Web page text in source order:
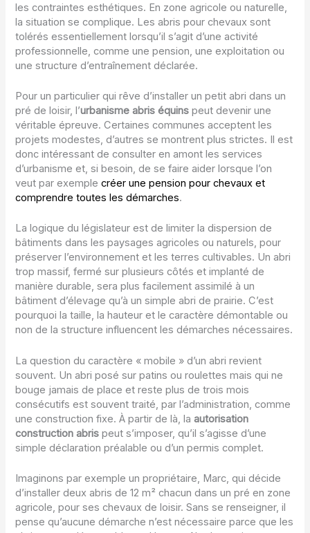
les contraintes esthétiques. En zone agricole ou naturelle,
la situation se complique. Les abris pour chevaux sont
tolérés essentiellement lorsqu’il s’agit d’une activité
professionnelle, comme une pension, une exploitation ou
une structure d’entraînement déclarée.
Pour un particulier qui rêve d’installer un petit abri dans un
pré de loisir, l’urbanisme abris équins peut devenir une
véritable épreuve. Certaines communes acceptent les
projets modestes, d’autres se montrent plus strictes. Il est
donc intéressant de consulter en amont les services
d’urbanisme et, si besoin, de se faire aider lorsque l’on
veut par exemplecréer une pension pour chevaux et
comprendre toutes les démarches.
La logique du législateur est de limiter la dispersion de
bâtiments dans les paysages agricoles ou naturels, pour
préserver l’environnement et les terres cultivables. Un abri
trop massif, fermé sur plusieurs côtés et implanté de
manière durable, sera plus facilement assimilé à un
bâtiment d’élevage qu’à un simple abri de prairie. C’est
pourquoi la taille, la hauteur et le caractère démontable ou
non de la structure influencent les démarches nécessaires.
La question du caractère « mobile » d’un abri revient
souvent. Un abri posé sur patins ou roulettes mais qui ne
bouge jamais de place et reste plus de trois mois
consécutifs est souvent traité, par l’administration, comme
une construction fixe. À partir de là, laautorisation
construction abris peut s’imposer, qu’il s’agisse d’une
simple déclaration préalable ou d’un permis complet.
Imaginons par exemple un propriétaire, Marc, qui décide
d’installer deux abris de 12 m² chacun dans un pré en zone
agricole, pour ses chevaux de loisir. Sans se renseigner, il
pense qu’aucune démarche n’est nécessaire parce que les